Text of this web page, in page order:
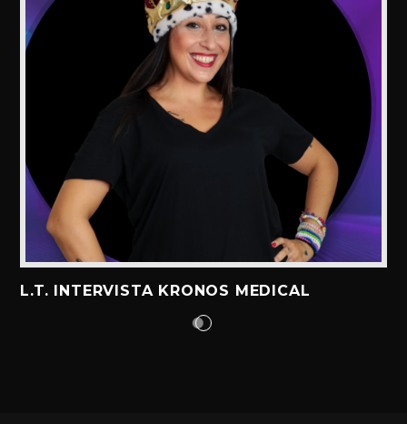
L.T. INTERVISTA KRONOS MEDICAL